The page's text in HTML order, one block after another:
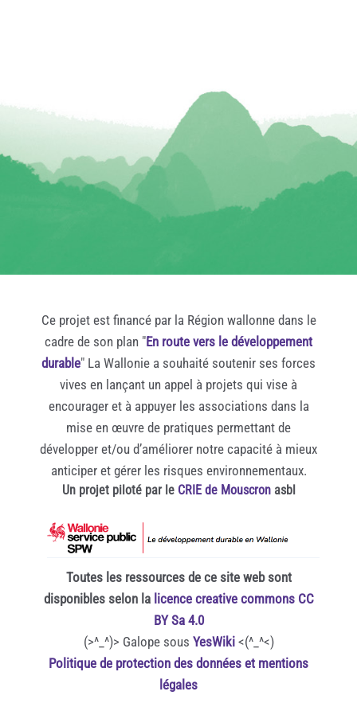
Ce projet est financé par la Région wallonne dans le
cadre de son plan "En route vers le développement
durable" La Wallonie a souhaité soutenir ses forces
vives en lançant un appel à projets qui vise à
encourager et à appuyer les associations dans la
mise en œuvre de pratiques permettant de
développer et/ou d’améliorer notre capacité à mieux
anticiper et gérer les risques environnementaux.
Un projet piloté par le CRIE de Mouscronasbl
Toutes les ressources de ce site web sont
disponibles selon la licence creative commons CC
BY Sa 4.0
(>^_^)> Galope sous YesWiki<(^_^<)
Politique de protection des données et mentions
légales